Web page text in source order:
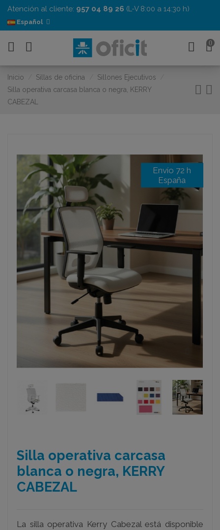
Atención al cliente: 957 04 89 26 (L-V 8:00 a 14:30 h)
Español
0
Inicio Sillas de oficina
Sillones Ejecutivos
Silla operativa carcasa blanca o negra, KERRY
CABEZAL
Envío 72 h
España
Silla operativa carcasa
blanca o negra, KERRY
CABEZAL
La silla operativa Kerry Cabezal está disponible